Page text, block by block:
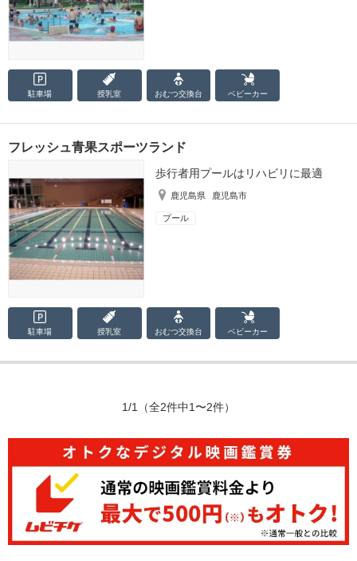
駐車場 授乳室 おむつ交換台 ベビーカー
フレッシュ青果スポーツランド
歩行者用プールはリハビリに最適
鹿児島県 鹿児島市
プール
駐車場 授乳室 おむつ交換台 ベビーカー
1/1 （全2件中1〜2件）